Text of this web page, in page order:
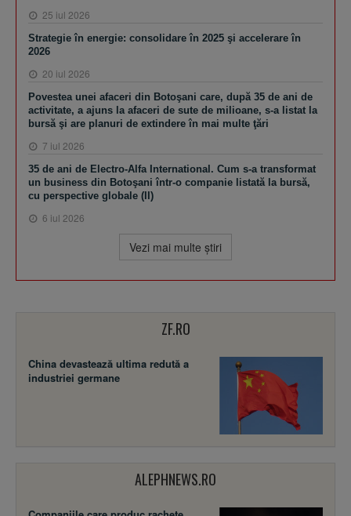
25 iul 2026
Strategie în energie: consolidare în 2025 şi accelerare în
2026
20 iul 2026
Povestea unei afaceri din Botoşani care, după 35 de ani de
activitate, a ajuns la afaceri de sute de milioane, s-a listat la
bursă şi are planuri de extindere în mai multe ţări
7 iul 2026
35 de ani de Electro-Alfa International. Cum s-a transformat
un business din Botoşani într-o companie listată la bursă,
cu perspective globale (II)
6 iul 2026
Vezi mai multe ştiri
ZF.RO
China devastează ultima redută a
industriei germane
ALEPHNEWS.RO